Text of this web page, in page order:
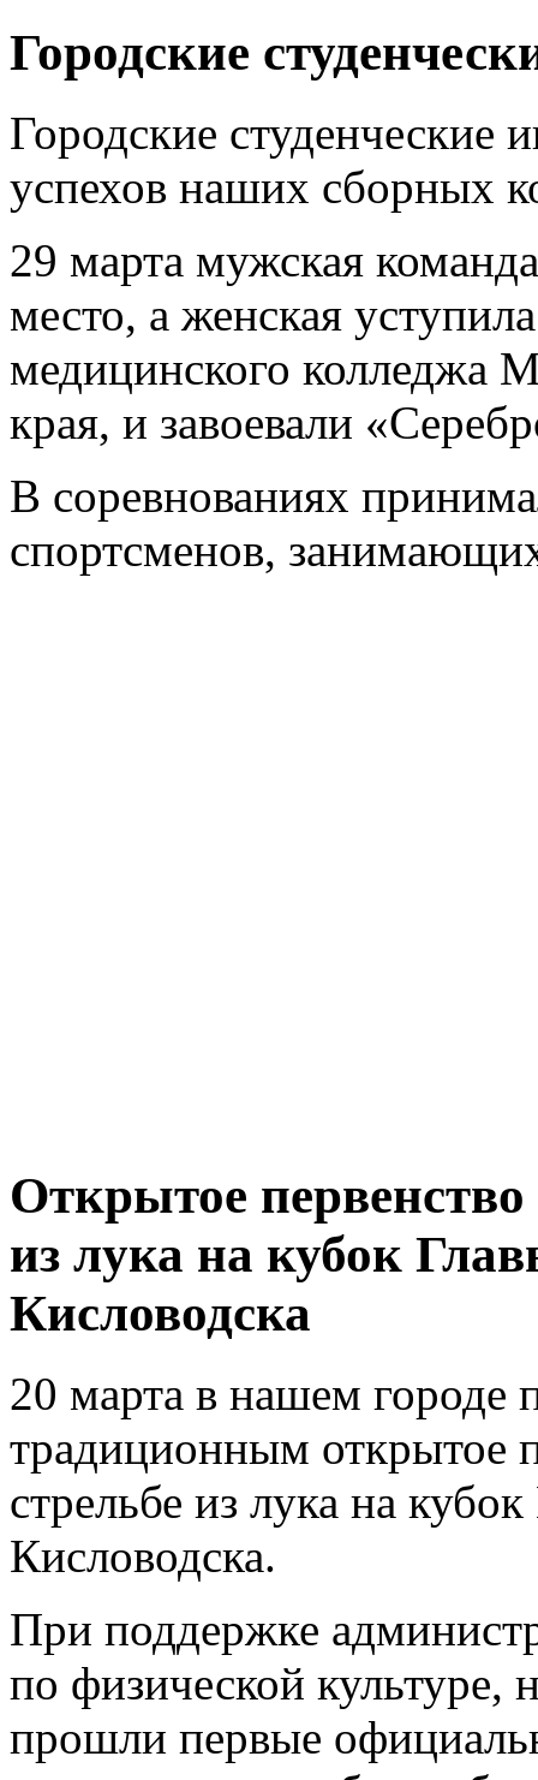
Городские
Городские студенческие
успехов наших сборных
29 марта мужская
место, а женская
медицинского колледжа
края, и завоевали
В соревнованиях
спортсменов,
Открытое
из лука на кубок
Кисловодска
20 марта в нашем городе
традиционным открытое
стрельбе из лука на
Кисловодска.
При поддержке
по физической культуре,
прошли первые